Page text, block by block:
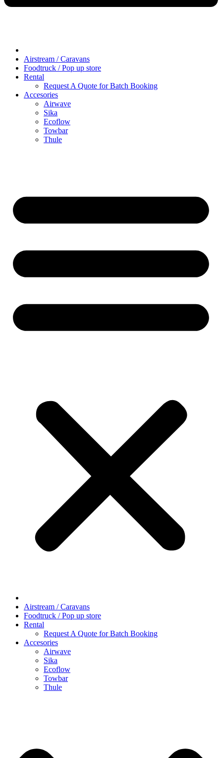
Airstream / Caravans
Foodtruck / Pop up store
Rental
Request A Quote for Batch Booking
Accesories
Airwave
Sika
Ecoflow
Towbar
Thule
Airstream / Caravans
Foodtruck / Pop up store
Rental
Request A Quote for Batch Booking
Accesories
Airwave
Sika
Ecoflow
Towbar
Thule